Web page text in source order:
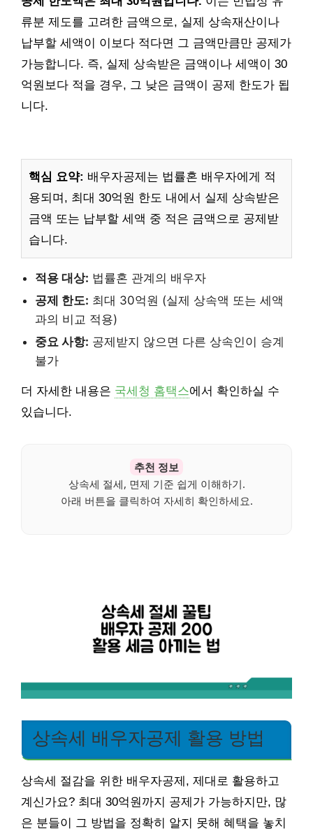
류분 제도를 고려한 금액으로, 실제 상속재산이나
납부할 세액이 이보다 적다면 그 금액만큼만 공제가
가능합니다. 즉, 실제 상속받은 금액이나 세액이 30
억원보다 적을 경우, 그 낮은 금액이 공제 한도가 됩
니다.
핵심 요약: 배우자공제는 법률혼 배우자에게 적
용되며, 최대 30억원 한도 내에서 실제 상속받은
금액 또는 납부할 세액 중 적은 금액으로 공제받
습니다.
적용 대상: 법률혼 관계의 배우자
공제 한도: 최대 30억원 (실제 상속액 또는 세액
과의 비교 적용)
중요 사항: 공제받지 않으면 다른 상속인이 승계
불가
더 자세한 내용은 국세청 홈택스에서 확인하실 수
있습니다.
추천 정보
상속세 절세, 면제 기준 쉽게 이해하기.
아래 버튼을 클릭하여 자세히 확인하세요.
상속세 배우자공제 활용 방법
상속세 절감을 위한 배우자공제, 제대로 활용하고
계신가요? 최대 30억원까지 공제가 가능하지만, 많
은 분들이 그 방법을 정확히 알지 못해 혜택을 놓치